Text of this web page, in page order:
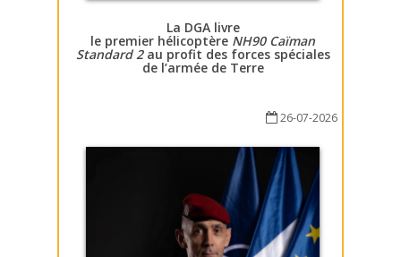
La DGA livre
le premier hélicoptère NH90 Caïman
Standard 2au profit des forces spéciales
de l’armée de Terre
26-07-2026